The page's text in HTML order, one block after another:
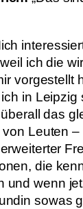
ich die
vorgestellt
in Leipzig
das
Leuten –
die
und wenn
sowas